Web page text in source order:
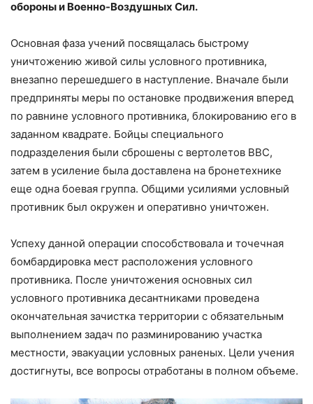
обороны и Военно-Воздушных Сил.
Основная фаза учений посвящалась быстрому
уничтожению живой силы условного противника,
внезапно перешедшего в наступление. Вначале были
предприняты меры по остановке продвижения вперед
по равнине условного противника, блокированию его в
заданном квадрате. Бойцы специального
подразделения были сброшены с вертолетов ВВС,
затем в усиление была доставлена на бронетехнике
еще одна боевая группа. Общими усилиями условный
противник был окружен и оперативно уничтожен.
Успеху данной операции способствовала и точечная
бомбардировка мест расположения условного
противника. После уничтожения основных сил
условного противника десантниками проведена
окончательная зачистка территории с обязательным
выполнением задач по разминированию участка
местности, эвакуации условных раненых. Цели учения
достигнуты, все вопросы отработаны в полном объеме.